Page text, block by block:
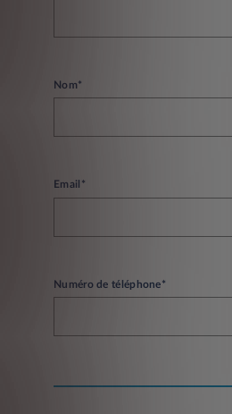
Nom*
Email*
Numéro de téléphone*